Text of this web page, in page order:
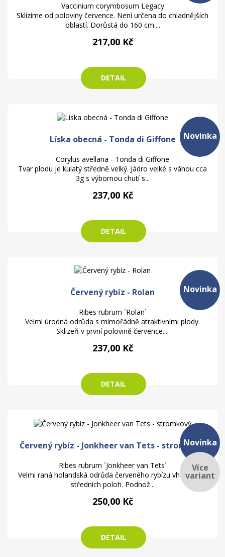
Vaccinium corymbosum Legacy
Sklízíme od poloviny července. Není určena do chladnějších
oblastí. Dorůstá do 160 cm....
217,00 Kč
DETAIL
Líska obecná - Tonda di Giffone
Corylus avellana - Tonda di Giffone
Tvar plodu je kulatý středně velký. Jádro velké s váhou cca
3g s výbornou chutí s...
237,00 Kč
DETAIL
Novinka
Červený rybíz - Rolan
Ribes rubrum ´Rolan´
Velmi úrodná odrůda s mimořádně atraktivními plody.
Sklizeň v první polovině července....
237,00 Kč
DETAIL
Novinka
Červený rybíz - Jonkheer van Tets - stromkový
Ribes rubrum ´Jonkheer van Tets´
Velmi raná holandská odrůda červeného rybízu vhodná do
středních poloh. Podnož...
250,00 Kč
DETAIL
Novinka
Více
variant